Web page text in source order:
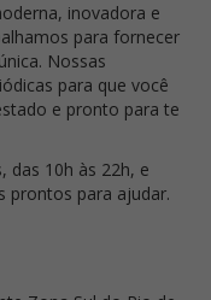
inovadora e
para fornecer
Nossas
para que você
e pronto para te
das 10h às 22h, e
prontos para ajudar.